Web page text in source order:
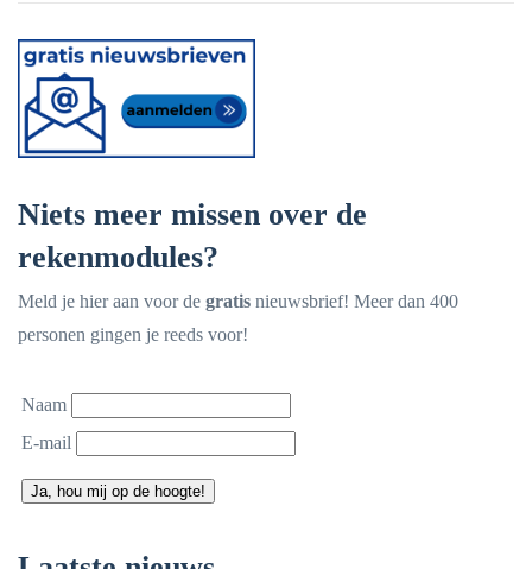
Niets meer missen over de
rekenmodules?
Meld je hier aan voor de gratis nieuwsbrief! Meer dan 400
personen gingen je reeds voor!
Naam
E-mail
Ja, hou mij op de hoogte!